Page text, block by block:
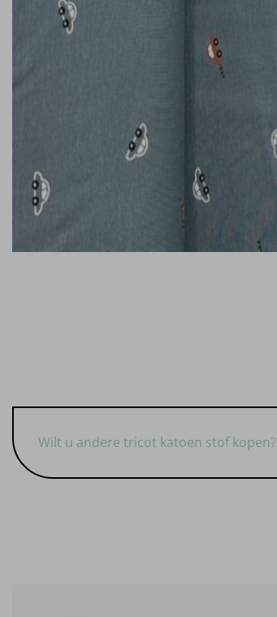
Wilt u andere tricot katoen stof kopen?